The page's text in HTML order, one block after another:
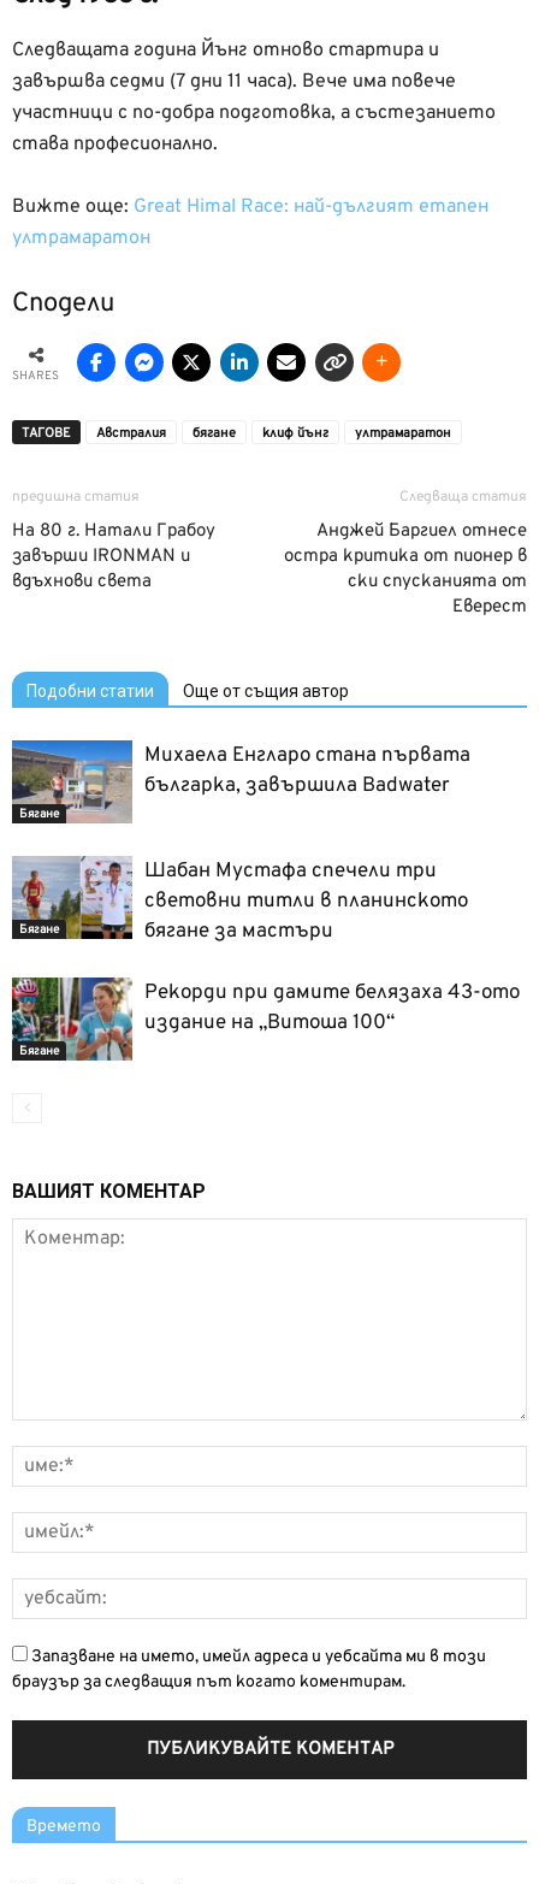
Следващата година Йънг отново стартира и
завършва седми (7 дни 11 часа). Вече има повече
участници с по-добра подготовка, а състезанието
става професионално.
Вижте още: Great Himal Race: най-дългият етапен
ултрамаратон
Сподели
SHARES
ТАГОВЕ Австралия бягане клиф йънг ултрамаратон
предишна статия
На 80 г. Натали Грабоу
завърши IRONMAN и
вдъхнови света
Следваща статия
Анджей Баргиел отнесе
остра критика от пионер в
ски спусканията от
Еверест
Подобни статии Още от същия автор
Бягане
Михаела Енгларо стана първата
българка, завършила Badwater
Бягане
Шабан Мустафа спечели три
световни титли в планинското
бягане за мастъри
Бягане
Рекорди при дамите белязаха 43-ото
издание на „Витоша 100“
ВАШИЯТ КОМЕНТАР
Запазване на името, имейл адреса и уебсайта ми в този
браузър за следващия път когато коментирам.
Времето